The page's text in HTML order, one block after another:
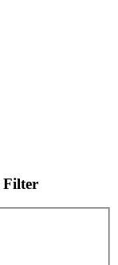
Filter